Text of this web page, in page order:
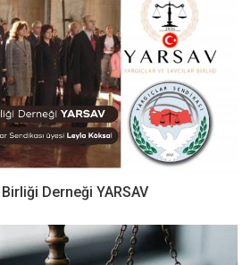
Derneği YARSAV